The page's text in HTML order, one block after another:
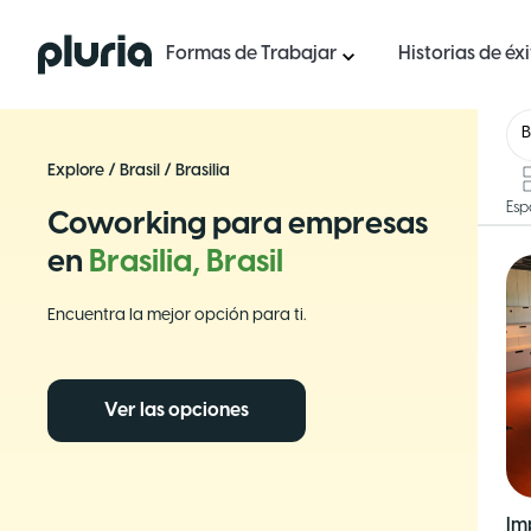
Logo Pluria Formas de Trabajar Historias de
Explore / Brasil / Brasilia
Coworking para empresas
en Brasilia, Brasil
Encuentra la mejor opción para ti.
Ver las opciones